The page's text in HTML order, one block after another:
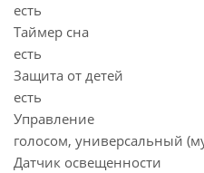
есть
Таймер сна
есть
Защита от детей
есть
Управление
голосом, универсальный
Датчик освещенности